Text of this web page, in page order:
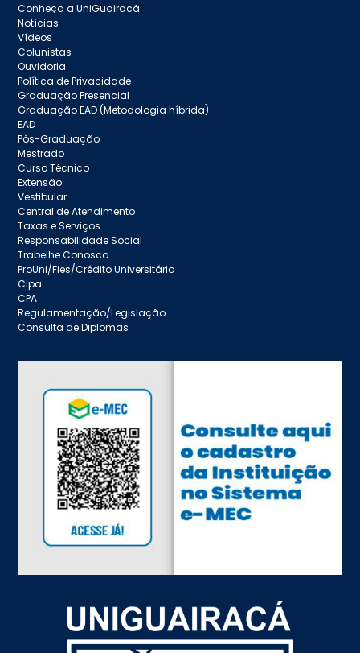
Conheça a UniGuairacá
Notícias
Vídeos
Colunistas
Ouvidoria
Política de Privacidade
Graduação Presencial
Graduação EAD (Metodologia híbrida)
EAD
Pós-Graduação
Mestrado
Curso Técnico
Extensão
Vestibular
Central de Atendimento
Taxas e Serviços
Responsabilidade Social
Trabelhe Conosco
ProUni/Fies/Crédito Universitário
Cipa
CPA
Regulamentação/Legislação
Consulta de Diplomas